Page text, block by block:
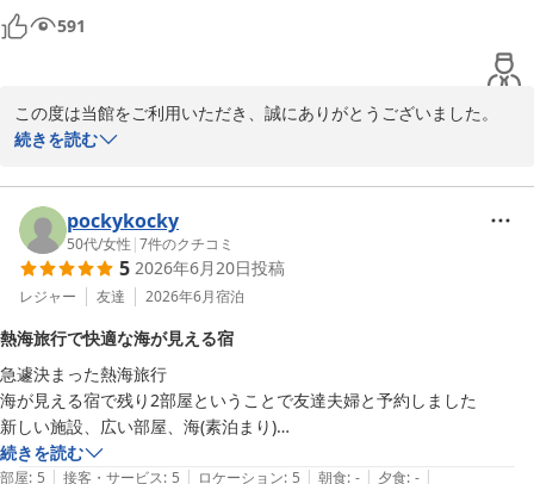
ホテル渚館
女将　松田
2026-07-16
591
この度は当館をご利用いただき、誠にありがとうございました。
しく存じます。調理スタッフにとって何よりの励みでございます。
一方で、スタッフとの意思疎通につきましては、ご不便をおかけし
申し訳ございませんでした。お客様に安心してお過ごしいただける
よう、日本語や接客の研修に継続して取り組んでおります。いただ
きるよう努めてまいります。
また、大浴場につきましても貴重なご意見をありがとうございま
す。設備面につきましてはすぐの改善は難しい部分もございます
が、皆様により快適にお過ごしいただける施設づくりの参考とさせ
続きを読む
pockykocky
50代/女性 |7件のクチコミ
5 2026年6月20日投稿
レジャー 友達 2026年6月宿泊
熱海旅行で快適な海が見える宿
急遽決まった熱海旅行
海が見える宿で残り2部屋ということで友達夫婦と予約しました
新しい施設、広い部屋、海(素泊まり)
とても快適でした
アメニティも豊富
続きを読む
部屋: 5 | 接客・サービス: 5 | ロケーション: 5 | 朝食: - | 夕食: - |